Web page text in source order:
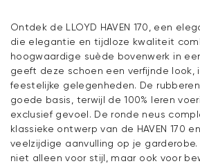
Ontdek de LLOYD HAVEN 170, een
die elegantie en tijdloze kwaliteit
hoogwaardige suède bovenwerk in
geeft deze schoen een verfijnde look,
feestelijke gelegenheden. De
goede basis, terwijl de 100% leren
exclusief gevoel. De ronde neus
klassieke ontwerp van de HAVEN 170
veelzijdige aanvulling op je
niet alleen voor stijl, maar ook voor